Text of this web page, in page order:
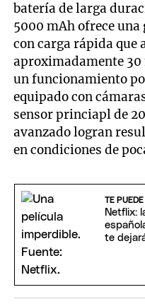
batería de larga
5000 mAh ofrece
con carga rápida que
aproximadamente 30
un funcionamiento
equipado con
sensor princiapl de
avanzado logran
en condiciones de
TE
Netflix:
te